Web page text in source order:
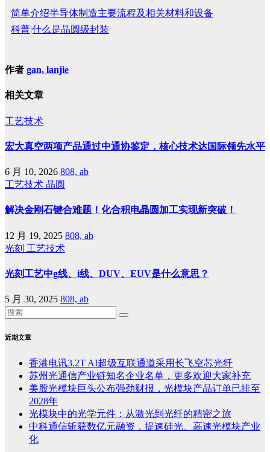
简单介绍半导体制造主要流程及相关材料和设备
科普|什么是晶圆级封装
作者 gan, lanjie
相关文章
工艺技术
宏大真空两项产品通过中通协鉴定，核心技术达国际领先水平
6 月 10, 2026 808, ab
工艺技术 晶圆
解决金刚石键合难题！化合积电晶圆加工实现新突破！
12 月 19, 2025 808, ab
光刻 工艺技术
光刻工艺中g线、i线、DUV、EUV是什么意思？
5 月 30, 2025 808, ab
近期文章
香港电讯3.2T AI超级互联通道采用长飞空芯光纤
苏州光通信产业链知名企业名单，更多欢迎大家补充
美股光模块巨头公布强劲财报，光模块产品订单已排至
2028年
光模块中的光学元件：从激光到光纤的精密之旅
中科通信斩获数亿元融资，提速硅光、高速光模块产业
化